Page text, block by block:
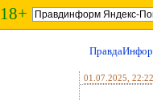
18+
01.07.2025 , 22:22